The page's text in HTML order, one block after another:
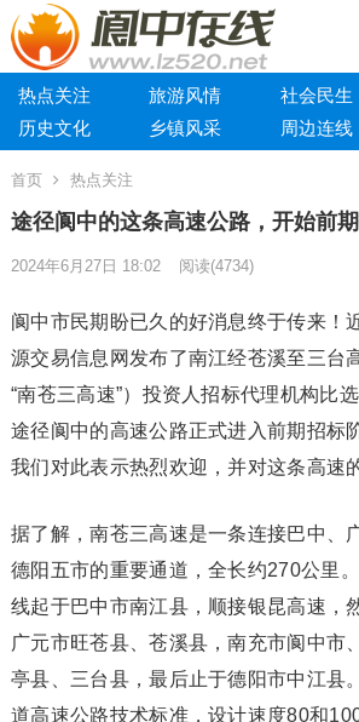
热点关注 旅游风情 社会民生
历史文化
乡镇风采 周边连线
首页 热点关注
途径阆中的这条高速公路，开始前
2024年6月27日 18:02 阅读(4734)
阆中市民期盼已久的好消息终于传来！
源交易信息网发布了南江经苍溪至三台
“南苍三高速”）投资人招标代理机构比
途径阆中的高速公路正式进入前期招标
我们对此表示热烈欢迎，并对这条高速
据了解，南苍三高速是一条连接巴中、
德阳五市的重要通道，全长约270公里
线起于巴中市南江县，顺接银昆高速，
广元市旺苍县、苍溪县，南充市阆中市
亭县、三台县，最后止于德阳市中江县
道高速公路技术标准，设计速度80和